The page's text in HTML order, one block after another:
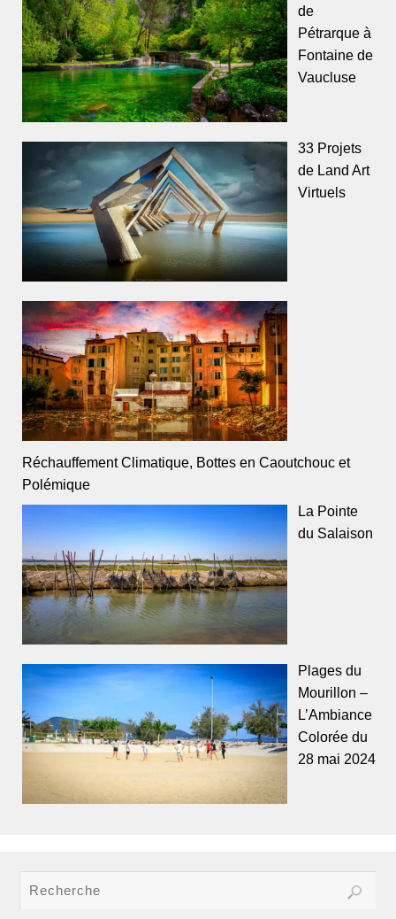
de
Pétrarque à
Fontaine de
Vaucluse
33 Projets
de Land Art
Virtuels
Réchauffement Climatique, Bottes en Caoutchouc et
Polémique
La Pointe
du Salaison
Plages du
Mourillon –
L’Ambiance
Colorée du
28 mai 2024